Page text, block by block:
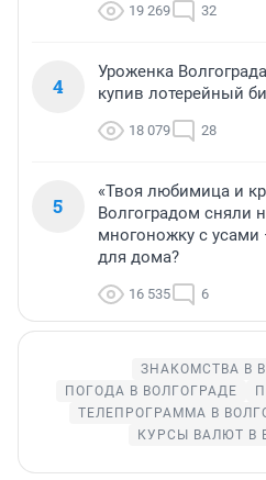
19 269 32
4
Уроженка
купив лотерейный
18 079 28
5
«Твоя любимица и
Волгоградом сняли
многоножку с
для дома?
16 535 6
ЗНАКОМСТВА В
ПОГОДА В ВОЛГОГРАДЕ
ТЕЛЕПРОГРАММА В
КУРСЫ ВАЛЮТ В